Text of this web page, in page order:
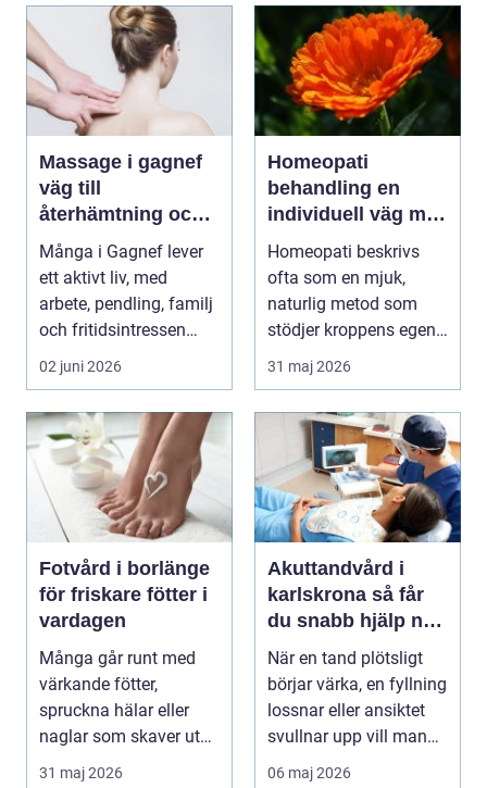
Massage i gagnef
väg till
återhämtning och
bättre hälsa
Många i Gagnef lever
ett aktivt liv, med
arbete, pendling, familj
och fritidsintressen
som ska få pl...
02 juni 2026
Homeopati
behandling en
individuell väg mot
bättre balans
Homeopati beskrivs
ofta som en mjuk,
naturlig metod som
stödjer kroppens egen
läkningsförmåga. I
31 maj 2026
Fotvård i borlänge
för friskare fötter i
vardagen
Många går runt med
värkande fötter,
spruckna hälar eller
naglar som skaver utan
att göra något åt de...
31 maj 2026
Akuttandvård i
karlskrona så får
du snabb hjälp när
tanden krisar
När en tand plötsligt
börjar värka, en fyllning
lossnar eller ansiktet
svullnar upp vill man
ha hjäl...
06 maj 2026